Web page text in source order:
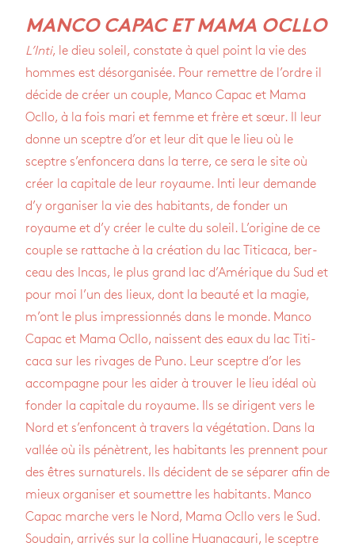
MANCO CAPAC ET MAMA OCLLO
L’Inti, le dieu soleil, constate à quel point la vie des
hommes est désor­ga­ni­sée. Pour remettre de l’ordre il
décide de créer un couple, Manco Capac et Mama
Ocllo, à la fois mari et femme et frère et sœur. Il leur
donne un sceptre d’or et leur dit que le lieu où le
sceptre s’en­fon­cera dans la terre, ce sera le site où
créer la capi­tale de leur royaume. Inti leur demande
d’y orga­ni­ser la vie des habi­tants, de fon­der un
royaume et d’y créer le culte du soleil. L’ori­gine de ce
couple se rat­tache à la créa­tion du lac Titi­caca, ber­
ceau des Incas, le plus grand lac d’Amé­rique du Sud et
pour moi l’un des lieux, dont la beauté et la magie,
m’ont le plus impres­sion­nés dans le monde. Manco
Capac et Mama Ocllo, naissent des eaux du lac Titi­
caca sur les rivages de Puno. Leur sceptre d’or les
accom­pagne pour les aider à trou­ver le lieu idéal où
fon­der la capi­tale du royaume. Ils se dirigent vers le
Nord et s’en­foncent à tra­vers la végé­ta­tion. Dans la
val­lée où ils pénètrent, les habi­tants les prennent pour
des êtres sur­na­tu­rels. Ils décident de se sépa­rer afin de
mieux orga­ni­ser et sou­mettre les habi­tants. Manco
Capac marche vers le Nord, Mama Ocllo vers le Sud.
Sou­dain, arri­vés sur la col­line Hua­na­cauri, le sceptre